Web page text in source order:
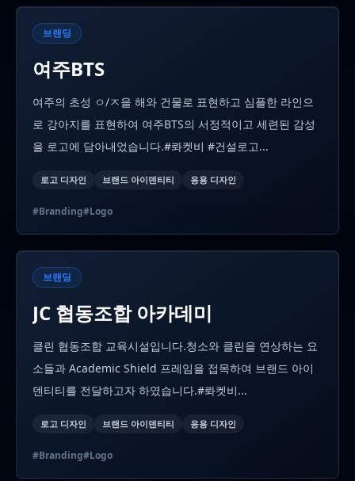
브랜딩
여주BTS
여주의 초성 ㅇ/ㅈ을 해와 건물로 표현하고 심플한 라인으
로 강아지를 표현하여 여주BTS의 서정적이고 세련된 감성
을 로고에 담아내었습니다.#롸켓비 #건설로고...
로고 디자인 브랜드 아이덴티티 응용 디자인
#Branding#Logo
브랜딩
JC 협동조합 아카데미
클린 협동조합 교육시설입니다.청소와 클린을 연상하는 요
소들과 Academic Shield 프레임을 접목하여 브랜드 아이
덴티티를 전달하고자 하였습니다.#롸켓비...
로고 디자인 브랜드 아이덴티티 응용 디자인
#Branding#Logo